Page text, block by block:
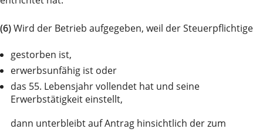
(6)Wird der Betrieb aufgegeben, weil der Steuerpflichtige
gestorben ist,
erwerbsunfähig ist oder
das 55. Lebensjahr vollendet hat und seine
Erwerbstätigkeit einstellt,
dann unterbleibt auf Antrag hinsichtlich der zum